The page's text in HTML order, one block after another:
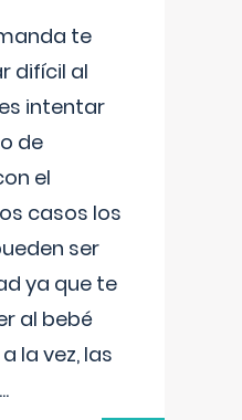
te
difícil al
intentar
de
el
casos los
ser
ya que te
al bebé
la vez, las
...